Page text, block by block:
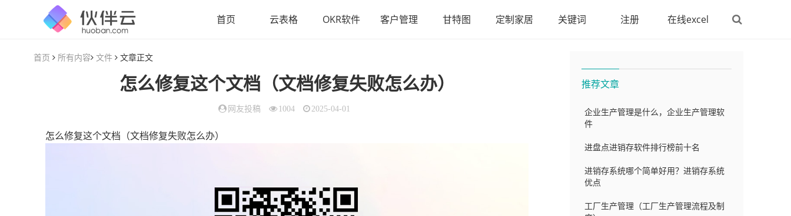
首页 云表格 OKR软件 客户管理 甘特图 定制家居 关键词 注册 在线excel
首页 所有内容 文件 文章正文
怎么修复这个文档（文档修复失败怎么办）
网友投稿 1004 2025-04-01
怎么修复这个文档（文档修复失败怎么办）
推荐文章
企业生产管理是什么，企业生产管理软
件
进盘点进销存软件排行榜前十名
进销存系统哪个简单好用？进销存系统
优点
工厂生产管理（工厂生产管理流程及制